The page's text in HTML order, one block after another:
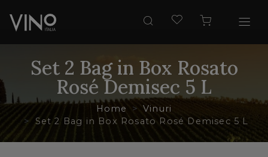
Set 2 Bag in Box Rosato
Rosé Demisec 5 L
Home
Vinuri
Set 2 Bag in Box Rosato Rosé Demisec 5 L